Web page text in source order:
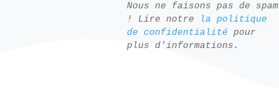
Nous ne faisons pas de spam
! Lire notre
la politique
de confidentialité pour
plus d'informations.